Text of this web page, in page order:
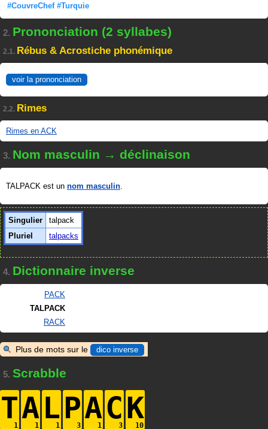
#CouvreChef #Turquie
2. Prononciation (2 syllabes)
2.1. Rébus & Acrostiche phonémique
voir la prononciation
2.2. Rimes
Rimes en ACK
3. Nom masculin → déclinaison
TALPACK est un nom masculin.
Singulier
talpack
Pluriel
talpacks
4. Dictionnaire inverse
PACK
TALPACK
RACK
Plus de mots sur le dico inverse
5. Scrabble
TALPACK